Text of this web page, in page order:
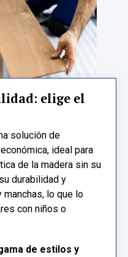
elige el
solución de
ideal para
de la madera sin su
durabilidad y
lo que lo
con niños o
de estilos y